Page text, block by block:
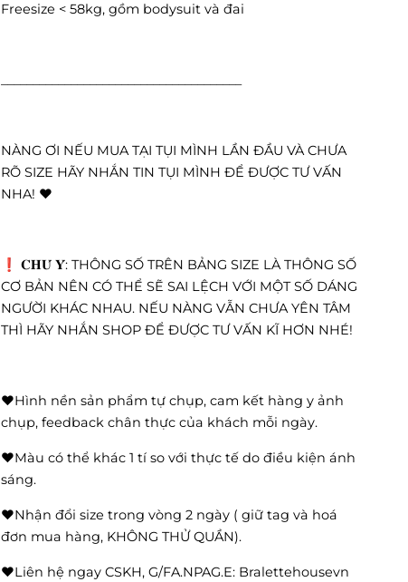
Freesize < 58kg, gồm bodysuit và đai
NÀNG ƠI NẾU MUA TẠI TỤI MÌNH LẦN ĐẦU VÀ CHƯA
RÕ SIZE HÃY NHẮN TIN TỤI MÌNH ĐỂ ĐƯỢC TƯ VẤN
NHA! ❤️
❗️ 𝐂𝐇𝐔́ 𝐘́: THÔNG SỐ TRÊN BẢNG SIZE LÀ THÔNG SỐ
CƠ BẢN NÊN CÓ THỂ SẼ SAI LỆCH VỚI MỘT SỐ DÁNG
NGƯỜI KHÁC NHAU. NẾU NÀNG VẪN CHƯA YÊN TÂM
THÌ HÃY NHẮN SHOP ĐỂ ĐƯỢC TƯ VẤN KĨ HƠN NHÉ!
❤️Hình nền sản phẩm tự chụp, cam kết hàng y ảnh
chụp, feedback chân thực của khách mỗi ngày.
❤️Màu có thể khác 1 tí so với thực tế do điều kiện ánh
sáng.
❤️Nhận đổi size trong vòng 2 ngày ( giữ tag và hoá
đơn mua hàng, KHÔNG THỬ QUẦN).
❤️Liên hệ ngay CSKH, G/FA.NPAG.E: Bralettehousevn